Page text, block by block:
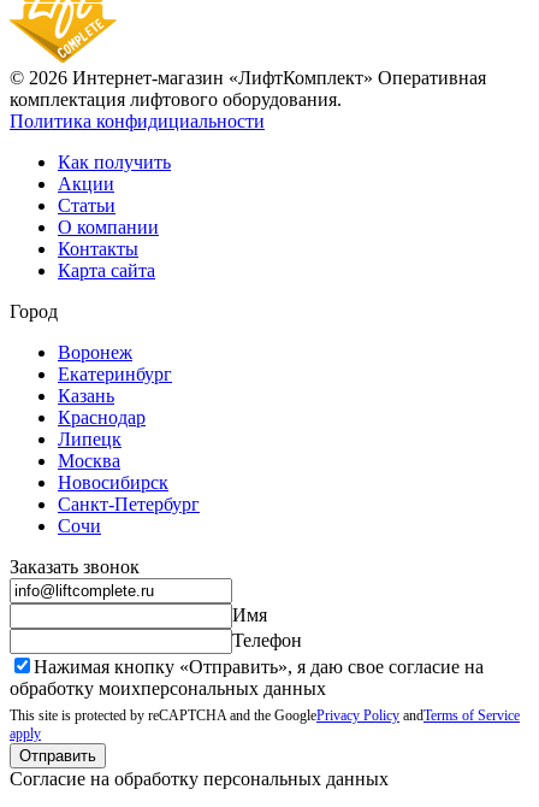
© 2026 Интернет-магазин «ЛифтКомплект» Оперативная
комплектация лифтового оборудования.
Политика конфидициальности
Как получить
Акции
Статьи
О компании
Контакты
Карта сайта
Город
Воронеж
Екатеринбург
Казань
Краснодар
Липецк
Москва
Новосибирск
Санкт-Петербург
Сочи
Заказать звонок
Имя
Телефон
Нажимая кнопку «Отправить», я даю свое согласие на
обработку моихперсональных данных
This site is protected by reCAPTCHA and the GooglePrivacy Policy andTerms of Service
apply
Отправить
Согласие на обработку персональных данных